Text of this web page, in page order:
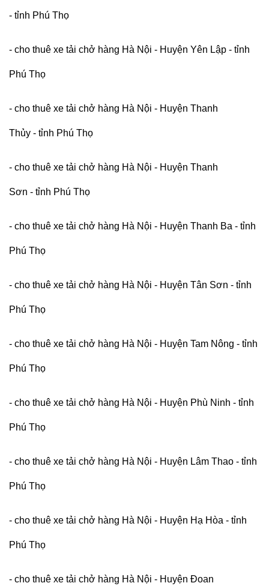
- tỉnh Phú Thọ
- cho thuê xe tải chở hàng Hà Nội - Huyện Yên Lập - tỉnh
Phú Thọ
- cho thuê xe tải chở hàng Hà Nội - Huyện Thanh
Thủy - tỉnh Phú Thọ
- cho thuê xe tải chở hàng Hà Nội - Huyện Thanh
Sơn - tỉnh Phú Thọ
- cho thuê xe tải chở hàng Hà Nội - Huyện Thanh Ba - tỉnh
Phú Thọ
- cho thuê xe tải chở hàng Hà Nội - Huyện Tân Sơn - tỉnh
Phú Thọ
- cho thuê xe tải chở hàng Hà Nội - Huyện Tam Nông - tỉnh
Phú Thọ
- cho thuê xe tải chở hàng Hà Nội - Huyện Phù Ninh - tỉnh
Phú Thọ
- cho thuê xe tải chở hàng Hà Nội - Huyện Lâm Thao - tỉnh
Phú Thọ
- cho thuê xe tải chở hàng Hà Nội - Huyện Hạ Hòa - tỉnh
Phú Thọ
- cho thuê xe tải chở hàng Hà Nội - Huyện Đoan